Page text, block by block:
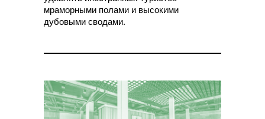
мраморными полами и высокими
дубовыми сводами.